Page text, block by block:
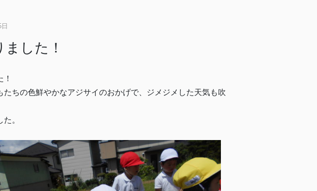
した！
ちの色鮮やかなアジサイのおかげで、ジメジメした天気も吹
。